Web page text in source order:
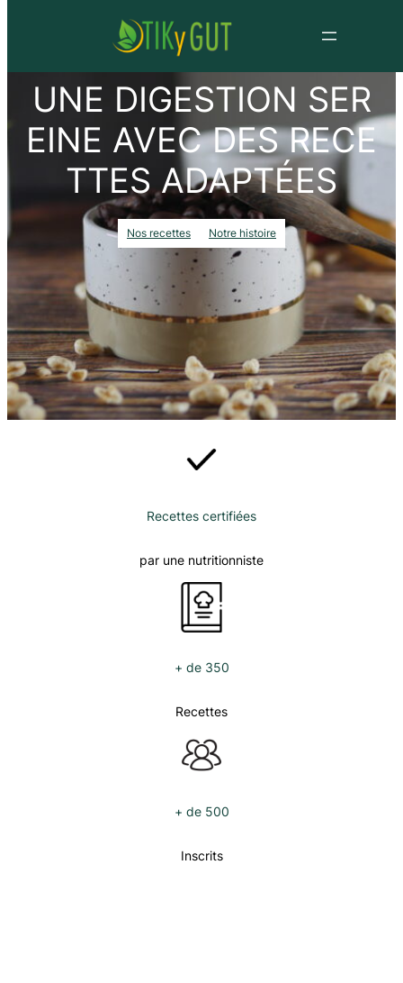
UNE DIGESTION SER
EINE AVEC DES RECE
TTES ADAPTÉES
Nos recettes Notre histoire
Recettes certifiées
par une nutritionniste
+ de 350
Recettes
+ de 500
Inscrits